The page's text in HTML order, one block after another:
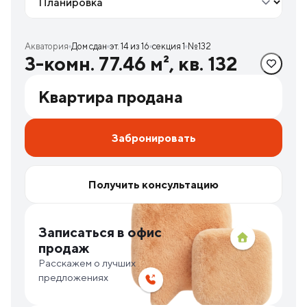
Акватория Дом сдан эт. 14 из 16 секция 1 №132
3-комн. 77.46 м², кв. 132
Квартира продана
Забронировать
Получить консультацию
Записаться в офис
продаж
Расскажем о лучших
предложениях